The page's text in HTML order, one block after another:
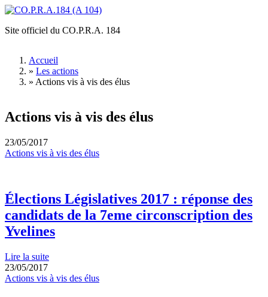
Aller au contenu principal
CO.P.R.A.184
(A 104)
Site officiel du CO.P.R.A. 184
Vous êtes ici
Accueil
» Les actions
» Actions vis à vis des élus
Actions vis à vis des élus
23/05/2017
Actions vis à vis des élus
Élections Législatives 2017 : réponse des
candidats de la 7eme circonscription des
Yvelines
Lire la suite
23/05/2017
Actions vis à vis des élus